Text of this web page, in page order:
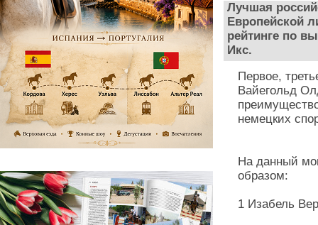
Лучшая
Европейской
рейтинге по
Икс.
Первое,
Вайегольд
немецких
На данный
образом:
1 Изабель